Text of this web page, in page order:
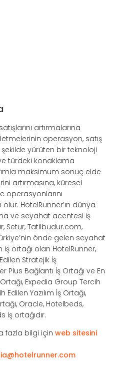
artırmalarına
operasyon, satış
yürüten bir teknoloji
türdeki konaklama
maksimum sonuç elde
artırmasına, küresel
operasyonlarını
HotelRunner’ın dünya
ve seyahat acentesi iş
Setur, Tatilbudur.com,
önde gelen seyahat
ortağı olan HotelRunner,
Stratejik İş
Plus Bağlantı İş Ortağı ve En
Expedia Group Tercih
Edilen Yazılım İş Ortağı,
Oracle, Hotelbeds,
iş ortağıdır.
fazla bilgi içinweb sitesini